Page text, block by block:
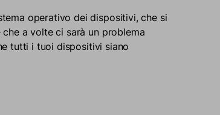
operativo dei dispositivi, che si
a volte ci sarà un problema
tutti i tuoi dispositivi siano